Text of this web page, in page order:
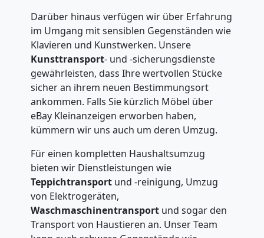
Darüber hinaus verfügen wir über Erfahrung
im Umgang mit sensiblen Gegenständen wie
Klavieren und Kunstwerken. Unsere
Kunsttransport- und -sicherungsdienste
gewährleisten, dass Ihre wertvollen Stücke
sicher an ihrem neuen Bestimmungsort
ankommen. Falls Sie kürzlich Möbel über
eBay Kleinanzeigen erworben haben,
kümmern wir uns auch um deren Umzug.
Für einen kompletten Haushaltsumzug
bieten wir Dienstleistungen wie
Teppichtransport und -reinigung, Umzug
von Elektrogeräten,
Waschmaschinentransport und sogar den
Transport von Haustieren an. Unser Team